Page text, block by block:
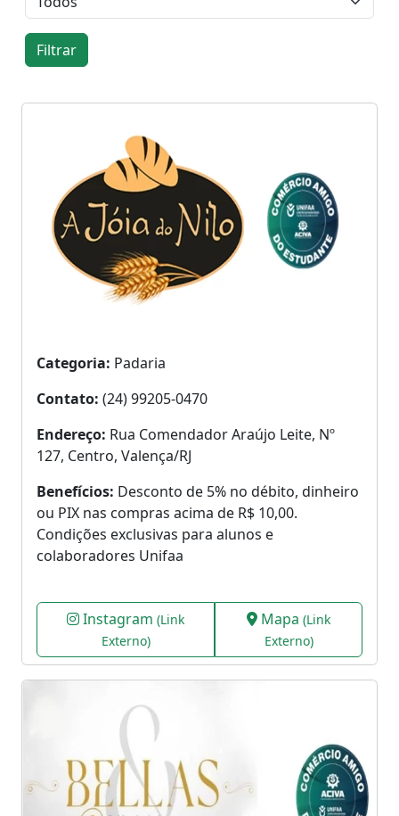
Filtrar
Categoria: Padaria
Contato: (24) 99205-0470
Endereço: Rua Comendador Araújo Leite, Nº
127, Centro, Valença/RJ
Benefícios: Desconto de 5% no débito, dinheiro
ou PIX nas compras acima de R$ 10,00.
Condições exclusivas para alunos e
colaboradores Unifaa
Instagram(Link
Externo)
Mapa(Link
Externo)